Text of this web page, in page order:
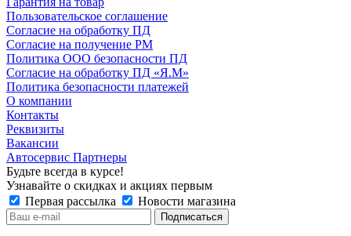
Пользовательское соглашение
Согласие на обработку ПД
Согласие на получение РМ
Политика ООО безопасности ПД
Согласие на обработку ПД «Я.М»
Политика безопасности платежей
О компании
Контакты
Реквизиты
Вакансии
Автосервис Партнеры
Будьте всегда в курсе!
Узнавайте о скидках и акциях первым
Первая рассылка
Новости магазина